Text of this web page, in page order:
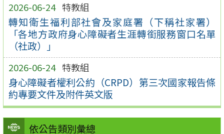
2026-06-24 特教組
轉知衛生福利部社會及家庭署（下稱社家署）
「各地方政府身心障礙者生涯轉銜服務窗口名單
（社政）」
2026-06-24 特教組
身心障礙者權利公約（CRPD）第三次國家報告條
約專要文件及附件英文版
依公告類別彙總